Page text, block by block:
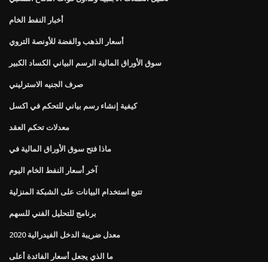
أخبار النفط الخام
أسعار الذهب والفضة للأونصة التروي
سوق الأوراق المالية الرسم البياني الكساد الكبير
صرف الجنيه الاسترليني
كيفية إنشاء رسم بياني للتحكم في اكسل
معدلات تحكم العقد
ماذا فتح سوق الأوراق المالية في
آخر أسعار النفط الخام اليوم
تتبع استخدام البيانات على الشبكة المنزلية
برنامج للتحليل الفني للسهم
معدل ضريبة الدخل الفيدرالية 2020
ما الذي يجعل أسعار الفائدة أعلى